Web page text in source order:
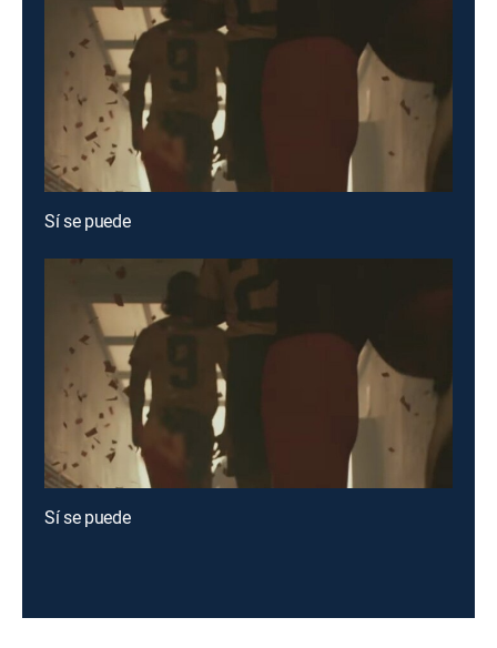
Sí se puede
Sí se puede